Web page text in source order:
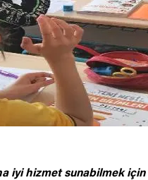
iyi hizmet sunabilmek için